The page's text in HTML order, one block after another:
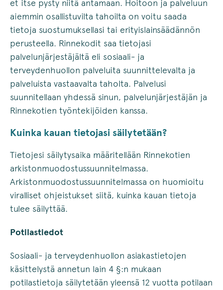
et itse pysty niitä antamaan. Hoitoon ja palveluun
aiemmin osallistuvilta tahoilta on voitu saada
tietoja suostumuksellasi tai erityislainsäädännön
perusteella. Rinnekodit saa tietojasi
palvelunjärjestäjältä eli sosiaali- ja
terveydenhuollon palveluita suunnittelevalta ja
palveluista vastaavalta taholta. Palvelusi
suunnitellaan yhdessä sinun, palvelunjärjestäjän ja
Rinnekotien työntekijöiden kanssa.
Kuinka kauan tietojasi säilytetään?
Tietojesi säilytysaika määritellään Rinnekotien
arkistonmuodostussuunnitelmassa.
Arkistonmuodostussuunnitelmassa on huomioitu
viralliset ohjeistukset siitä, kuinka kauan tietoja
tulee säilyttää.
Potilastiedot
Sosiaali- ja terveydenhuollon asiakastietojen
käsittelystä annetun lain 4 §:n mukaan
potilastietoja säilytetään yleensä 12 vuotta potilaan